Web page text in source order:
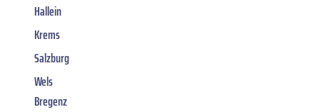
Hallein
Krems
Salzburg
Wels
Bregenz